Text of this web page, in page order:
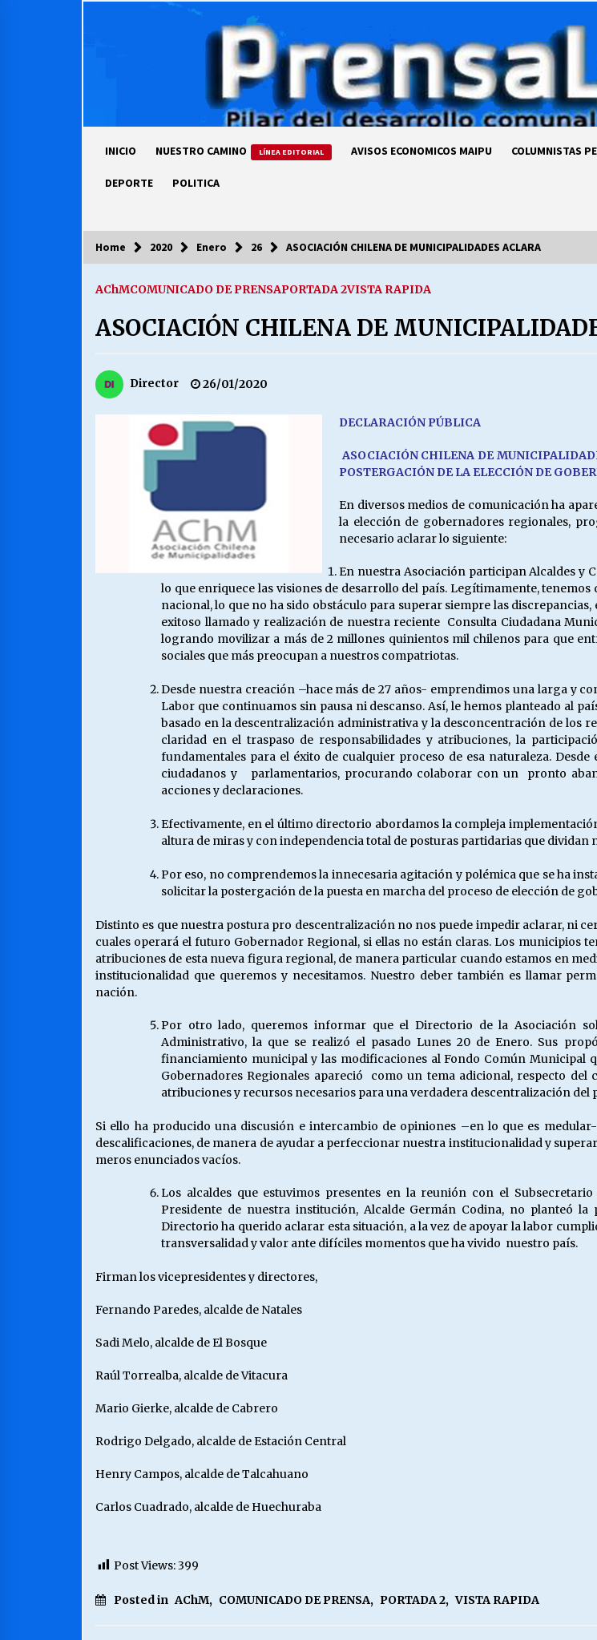
INICIO NUESTRO CAMINO LÍNEA EDITORIAL AVISOS ECONOMICOS MAIPU COLUMNISTAS
DEPORTE POLITICA
COLUMNISTA
luz… ¿Y cuándo van a bajar?
03/08/2026
69 AÑOS DE
28/07/2026
MUNICIPALIDAD, TRABAJADORES,
CLIMA LABORAL:
MUNICIPALIDADES,
DESPIDOS
S.O.S. a los ricos, Save Our Souls
(Salvar Nuestras Almas)
30/04/2026
¿Asesores con
18/04/2026
Home 2020 Enero 26 ASOCIACIÓN CHILENA DE MUNICIPALIDADES ACLARA
AChMCOMUNICADO DE PRENSAPORTADA 2VISTA RAPIDA
ASOCIACIÓN CHILENA DE
Director 26/01/2020
DECLARACIÓN PÚBLICA
ASOCIACIÓN CHILENA DE
POSTERGACIÓN DE LA ELECCIÓN DE
En diversos medios de comunicación ha
la elección de gobernadores regionales,
necesario aclarar lo siguiente:
En nuestra Asociación participan Alcaldes y
lo que enriquece las visiones de desarrollo del país. Legítimamente,
nacional, lo que no ha sido obstáculo para superar siempre las
exitoso llamado y realización de nuestra reciente Consulta Ciudadana
logrando movilizar a más de 2 millones quinientos mil chilenos para que
sociales que más preocupan a nuestros compatriotas.
Desde nuestra creación –hace más de 27 años- emprendimos una larga y
Labor que continuamos sin pausa ni descanso. Así, le hemos planteado al
basado en la descentralización administrativa y la desconcentración de los
claridad en el traspaso de responsabilidades y atribuciones, la
fundamentales para el éxito de cualquier proceso de esa naturaleza.
ciudadanos y parlamentarios, procurando colaborar con un pronto
acciones y declaraciones.
Efectivamente, en el último directorio abordamos la compleja
altura de miras y con independencia total de posturas partidarias que dividan
Por eso, no comprendemos la innecesaria agitación y polémica que se ha
solicitar la postergación de la puesta en marcha del proceso de elección de
Distinto es que nuestra postura pro descentralización no nos puede impedir aclarar, ni
cuales operará el futuro Gobernador Regional, si ellas no están claras. Los municipios
atribuciones de esta nueva figura regional, de manera particular cuando estamos en
institucionalidad que queremos y necesitamos. Nuestro deber también es llamar
nación.
Por otro lado, queremos informar que el Directorio de la Asociación
Administrativo, la que se realizó el pasado Lunes 20 de Enero. Sus
financiamiento municipal y las modificaciones al Fondo Común Municipal
Gobernadores Regionales apareció como un tema adicional, respecto del
atribuciones y recursos necesarios para una verdadera descentralización del
Si ello ha producido una discusión e intercambio de opiniones –en lo que es
descalificaciones, de manera de ayudar a perfeccionar nuestra institucionalidad y
meros enunciados vacíos.
Los alcaldes que estuvimos presentes en la reunión con el
Presidente de nuestra institución, Alcalde Germán Codina, no planteó
Directorio ha querido aclarar esta situación, a la vez de apoyar la labor
transversalidad y valor ante difíciles momentos que ha vivido nuestro país.
Firman los vicepresidentes y directores,
Fernando Paredes, alcalde de Natales
Sadi Melo, alcalde de El Bosque
Raúl Torrealba, alcalde de Vitacura
Mario Gierke, alcalde de Cabrero
Rodrigo Delgado, alcalde de Estación Central
Henry Campos, alcalde de Talcahuano
Carlos Cuadrado, alcalde de Huechuraba
Post Views:399
Posted in AChM, COMUNICADO DE PRENSA, PORTADA 2, VISTA RAPIDA